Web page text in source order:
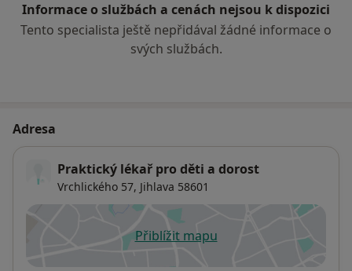
Informace o službách a cenách nejsou k dispozici
Tento specialista ještě nepřidával žádné informace o
svých službách.
Adresa
Praktický lékař pro děti a dorost
Vrchlického 57, Jihlava 58601
Přiblížit mapuse otevře v nové záložce